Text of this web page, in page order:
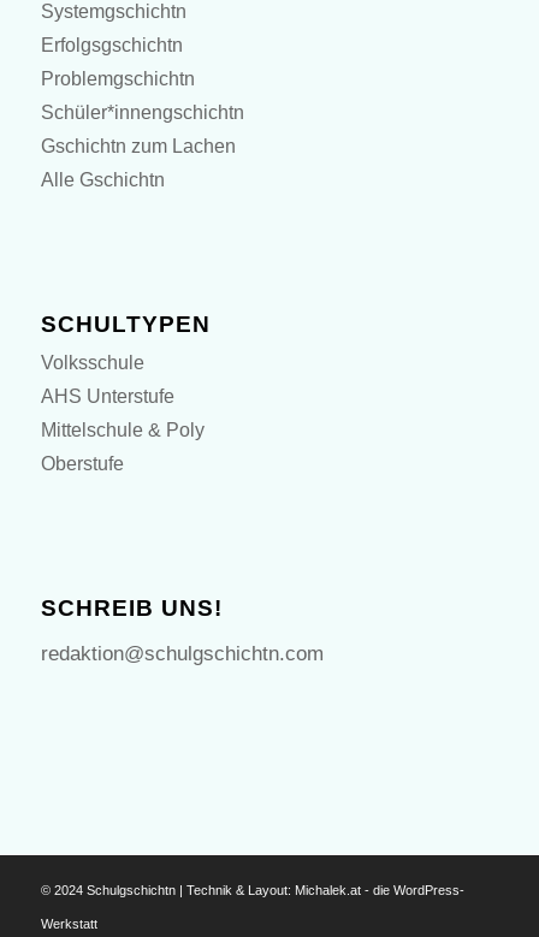
Systemgschichtn
Erfolgsgschichtn
Problemgschichtn
Schüler*innengschichtn
Gschichtn zum Lachen
Alle Gschichtn
SCHULTYPEN
Volksschule
AHS Unterstufe
Mittelschule & Poly
Oberstufe
SCHREIB UNS!
redaktion@schulgschichtn.com
© 2024 Schulgschichtn | Technik & Layout: Michalek.at - die WordPress-
Werkstatt